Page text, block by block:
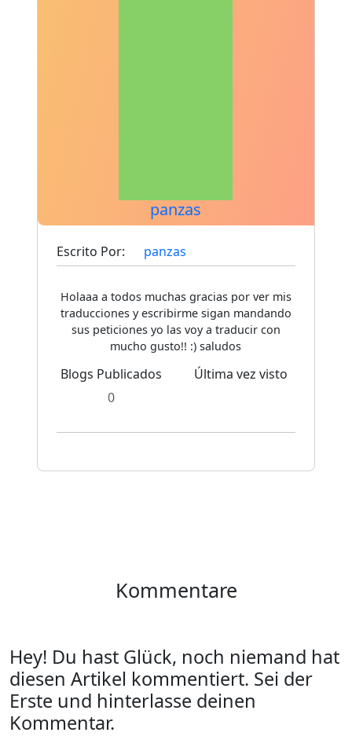
panzas
Escrito Por: panzas
Holaaa a todos muchas gracias por ver mis
traducciones y escribirme sigan mandando
sus peticiones yo las voy a traducir con
mucho gusto!! :) saludos
Blogs Publicados
0
Última vez visto
Kommentare
Hey! Du hast Glück, noch niemand hat
diesen Artikel kommentiert. Sei der
Erste und hinterlasse deinen
Kommentar.